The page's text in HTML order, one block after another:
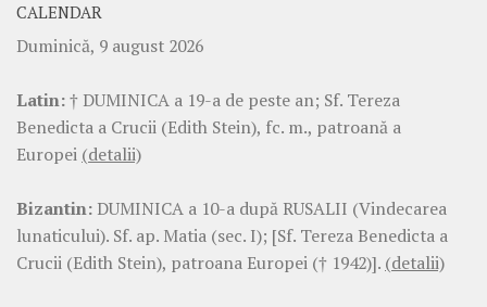
CALENDAR
Duminică, 9 august 2026
Latin:† DUMINICA a 19-a de peste an; Sf. Tereza
Benedicta a Crucii (Edith Stein), fc. m., patroană a
Europei (detalii)
Bizantin: DUMINICA a 10-a după RUSALII (Vindecarea
lunaticului). Sf. ap. Matia (sec. I); [Sf. Tereza Benedicta a
Crucii (Edith Stein), patroana Europei († 1942)]. (detalii)